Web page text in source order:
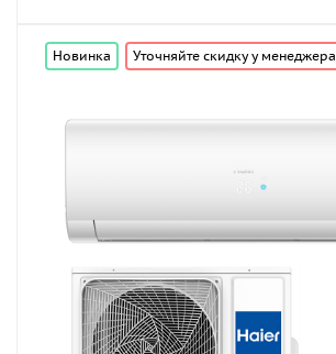
Новинка Уточняйте скидку у менеджера